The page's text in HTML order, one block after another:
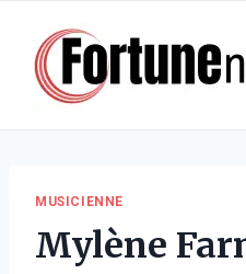
contenu
MUSICIENNE
Mylène